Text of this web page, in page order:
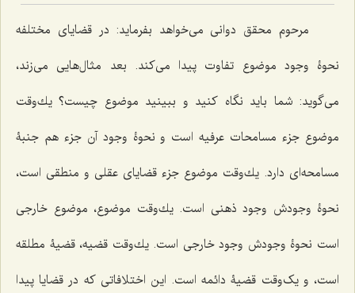
مرحوم محقق دوانى مى‌خواهد بفرماید: در قضایاى مختلفه
نحوۀ وجود موضوع تفاوت پیدا مى‌كند. بعد مثال‌هایى مى‌زند،
مى‌گوید: شما باید نگاه کنید و ببینید موضوع چیست؟ یك‌وقت
موضوع جزء مسامحات عرفیه است و نحوۀ وجود آن جزء هم جنبۀ
مسامحه‌اى دارد. یك‌وقت موضوع جزء قضایاى عقلى و منطقى است،
نحوۀ وجودش وجود ذهنى است. یك‌وقت موضوع، موضوع خارجى
است نحوۀ وجودش وجود خارجى است. یك‌وقت قضیه، قضیۀ مطلقه
است، و یک‌وقت قضیۀ دائمه است. این اختلافاتى كه در قضایا پیدا